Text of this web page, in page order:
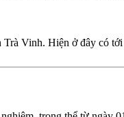
Vinh. Hiện ở đây có